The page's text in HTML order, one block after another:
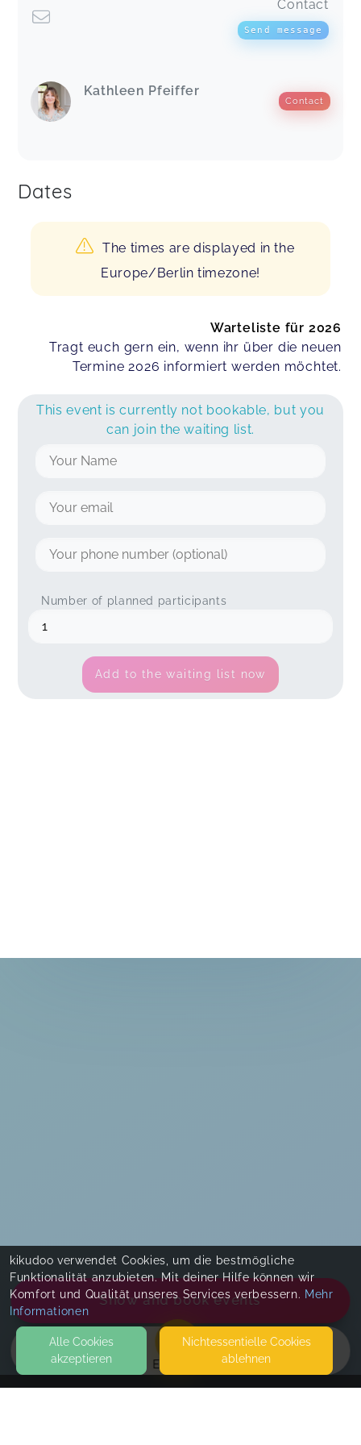
EVENTS
Contact
Send message
Kathleen Pfeiffer
Contact
Dates
The times are displayed in the
Europe/Berlin timezone!
Warteliste für 2026
Tragt euch gern ein, wenn ihr über die neuen
Termine 2026 informiert werden möchtet.
This event is currently not bookable, but you
can join the waiting list.
Number of planned participants
Add to the waiting list now
Show and book events
kikudoo verwendet Cookies, um die bestmögliche
Funktionalität anzubieten. Mit deiner Hilfe können wir
Komfort und Qualität unseres Services verbessern. Mehr
Informationen
Alle Cookies
akzeptieren
Nicht­essentielle Cookies
ablehnen